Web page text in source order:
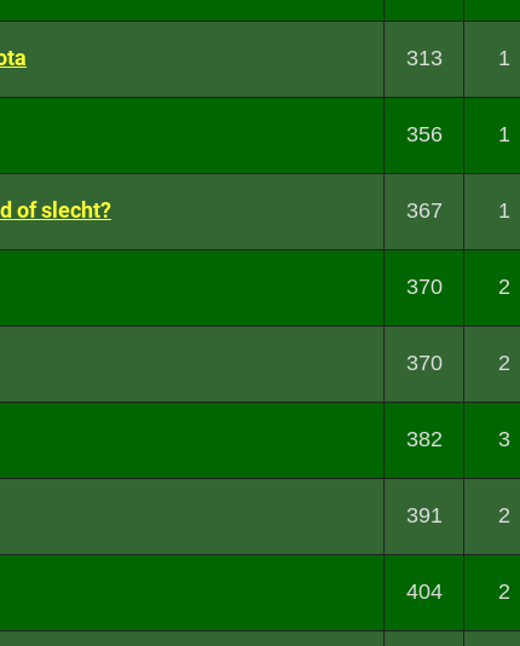
313 1
356 1
of slecht? 367 1
370 2
370 2
382 3
391 2
404 2